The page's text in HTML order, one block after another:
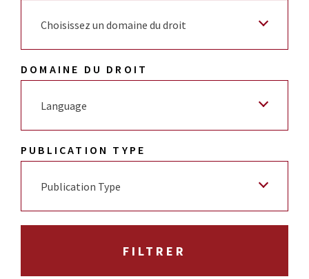
Choisissez un domaine du droit
DOMAINE DU DROIT
Language
PUBLICATION TYPE
Publication Type